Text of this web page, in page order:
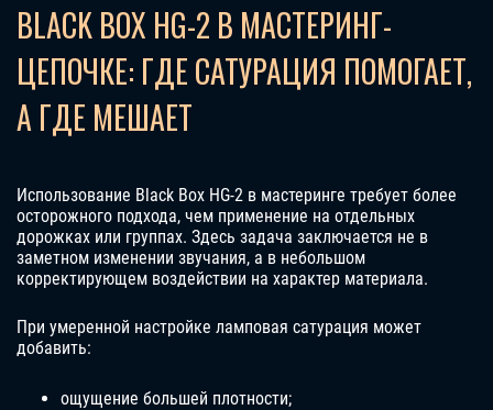
BLACK BOX HG-2 В МАСТЕРИНГ-
ЦЕПОЧКЕ: ГДЕ САТУРАЦИЯ ПОМОГАЕТ,
А ГДЕ МЕШАЕТ
Использование Black Box HG-2 в мастеринге требует более
осторожного подхода, чем применение на отдельных
дорожках или группах. Здесь задача заключается не в
заметном изменении звучания, а в небольшом
корректирующем воздействии на характер материала.
При умеренной настройке ламповая сатурация может
добавить:
ощущение большей плотности;